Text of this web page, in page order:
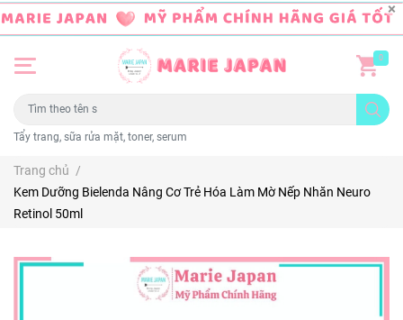
Tẩy trang, sữa rửa mặt, toner, serum
0
Trang chủ /
Kem Dưỡng Bielenda Nâng Cơ Trẻ Hóa Làm Mờ Nếp Nhăn Neuro
Retinol 50ml